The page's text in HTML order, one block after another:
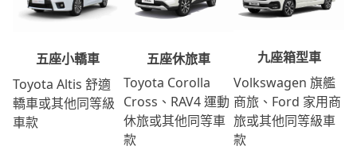
五座小轎車
Toyota Altis 舒適
轎車或其他同等級
車款
五座休旅車
Toyota Corolla
Cross、RAV4 運動
休旅或其他同等車
款
九座箱型車
Volkswagen 旗艦
商旅、Ford 家用商
旅或其他同等級車
款